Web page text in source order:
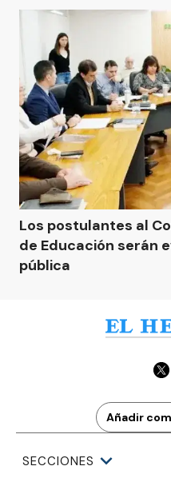
Los postulantes al
de Educación serán
pública
Añadir
SECCIONES